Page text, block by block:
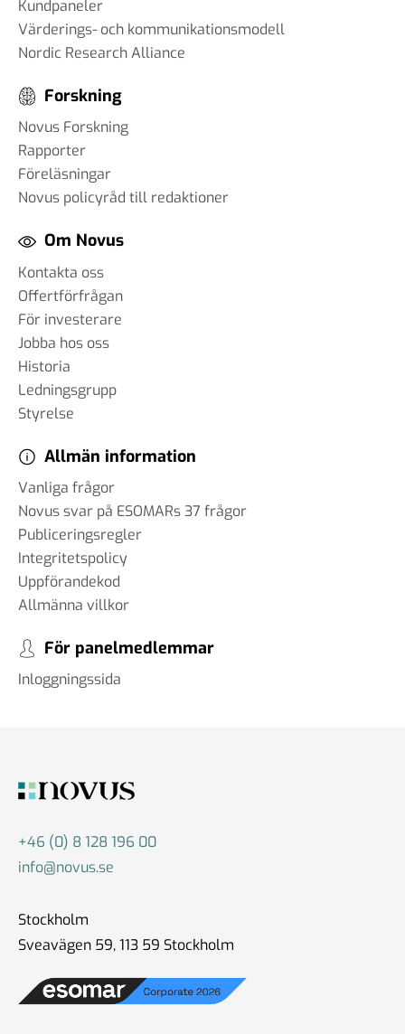
Kundpaneler
Värderings- och kommunikationsmodell
Nordic Research Alliance
Forskning
Novus Forskning
Rapporter
Föreläsningar
Novus policyråd till redaktioner
Om Novus
Kontakta oss
Offertförfrågan
För investerare
Jobba hos oss
Historia
Ledningsgrupp
Styrelse
Allmän information
Vanliga frågor
Novus svar på ESOMARs 37 frågor
Publiceringsregler
Integritetspolicy
Uppförandekod
Allmänna villkor
För panelmedlemmar
Inloggningssida
+46 (0) 8 128 196 00
info@novus.se
Stockholm
Sveavägen 59, 113 59 Stockholm